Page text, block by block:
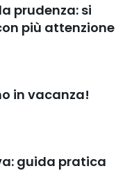
prudenza: si
più attenzione
in vacanza!
guida pratica